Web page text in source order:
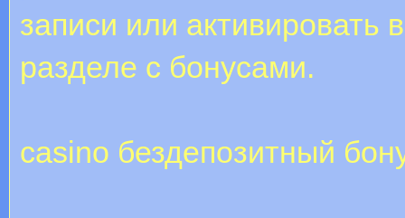
записи или активировать
разделе с бонусами.
casino бездепозитный